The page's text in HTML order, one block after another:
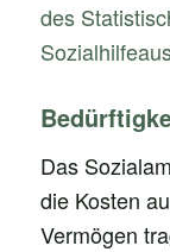
des
Das
die Kosten
Vermögen